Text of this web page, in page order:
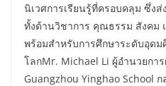
นิเวศการเรียนรู้ที่ครอบคลุม ซึ่ง
ทั้งด้านวิชาการ คุณธรรม สังคม
พร้อมสำหรับการศึกษาระดับอุด
โลกMr. Michael Li ผู้อำนวยกา
Guangzhou Yinghao School